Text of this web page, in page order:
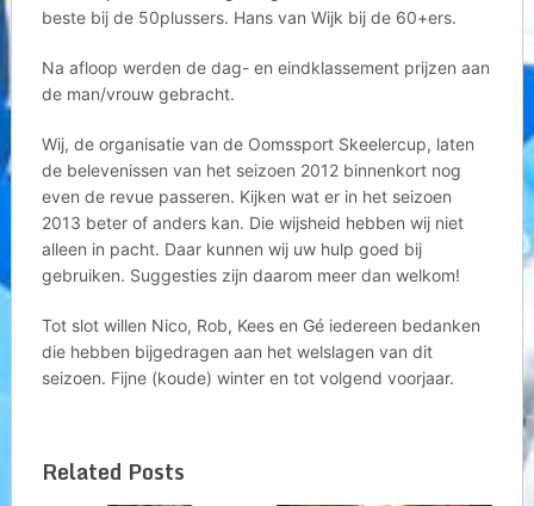
beste bij de 50plussers. Hans van Wijk bij de 60+ers.
Na afloop werden de dag- en eindklassement prijzen aan
de man/vrouw gebracht.
Wij, de organisatie van de Oomssport Skeelercup, laten
de belevenissen van het seizoen 2012 binnenkort nog
even de revue passeren. Kijken wat er in het seizoen
2013 beter of anders kan. Die wijsheid hebben wij niet
alleen in pacht. Daar kunnen wij uw hulp goed bij
gebruiken. Suggesties zijn daarom meer dan welkom!
Tot slot willen Nico, Rob, Kees en Gé iedereen bedanken
die hebben bijgedragen aan het welslagen van dit
seizoen. Fijne (koude) winter en tot volgend voorjaar.
Related Posts